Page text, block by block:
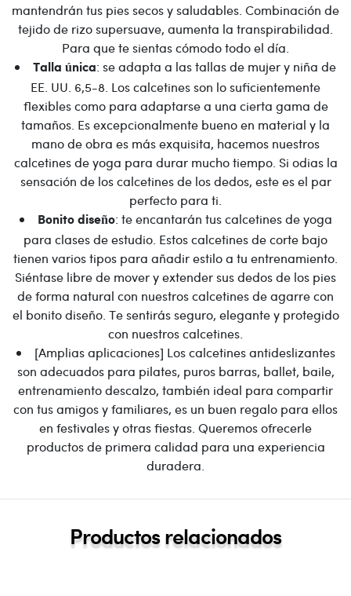
mantendrán tus pies secos y saludables. Combinación de
tejido de rizo supersuave, aumenta la transpirabilidad.
Para que te sientas cómodo todo el día.
Talla única: se adapta a las tallas de mujer y niña de
EE. UU. 6,5-8. Los calcetines son lo suficientemente
flexibles como para adaptarse a una cierta gama de
tamaños. Es excepcionalmente bueno en material y la
mano de obra es más exquisita, hacemos nuestros
calcetines de yoga para durar mucho tiempo. Si odias la
sensación de los calcetines de los dedos, este es el par
perfecto para ti.
Bonito diseño: te encantarán tus calcetines de yoga
para clases de estudio. Estos calcetines de corte bajo
tienen varios tipos para añadir estilo a tu entrenamiento.
Siéntase libre de mover y extender sus dedos de los pies
de forma natural con nuestros calcetines de agarre con
el bonito diseño. Te sentirás seguro, elegante y protegido
con nuestros calcetines.
[Amplias aplicaciones] Los calcetines antideslizantes
son adecuados para pilates, puros barras, ballet, baile,
entrenamiento descalzo, también ideal para compartir
con tus amigos y familiares, es un buen regalo para ellos
en festivales y otras fiestas. Queremos ofrecerle
productos de primera calidad para una experiencia
duradera.
Productos relacionados